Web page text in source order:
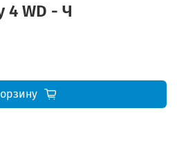
4 WD - Ч